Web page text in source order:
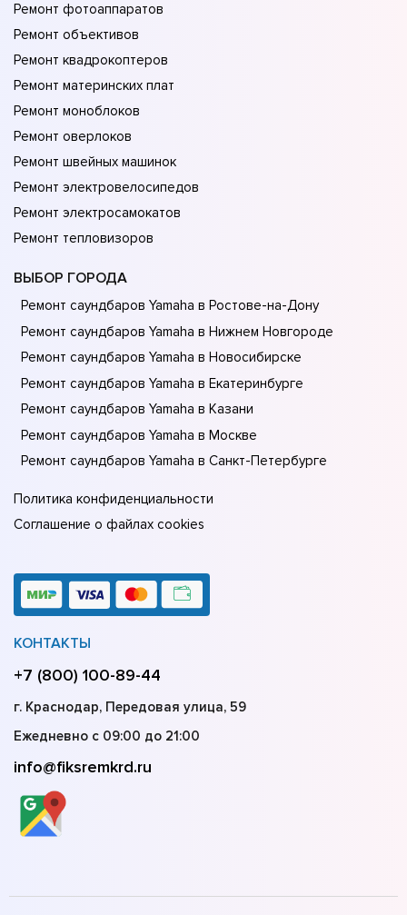
Ремонт фотоаппаратов
Ремонт объективов
Ремонт квадрокоптеров
Ремонт материнских плат
Ремонт моноблоков
Ремонт оверлоков
Ремонт швейных машинок
Ремонт электровелосипедов
Ремонт электросамокатов
Ремонт тепловизоров
ВЫБОР ГОРОДА
Ремонт саундбаров Yamaha в Ростове-на-Донy
Ремонт саундбаров Yamaha в Нижнем Новгороде
Ремонт саундбаров Yamaha в Новосибирске
Ремонт саундбаров Yamaha в Екатеринбурге
Ремонт саундбаров Yamaha в Казани
Ремонт саундбаров Yamaha в Москве
Ремонт саундбаров Yamaha в Санкт-Петербурге
Политика конфиденциальности
Соглашение о файлах cookies
КОНТАКТЫ
+7 (800) 100-89-44
г. Краснодар, Передовая улица, 59
Ежедневно с 09:00 до 21:00
info@fiksremkrd.ru